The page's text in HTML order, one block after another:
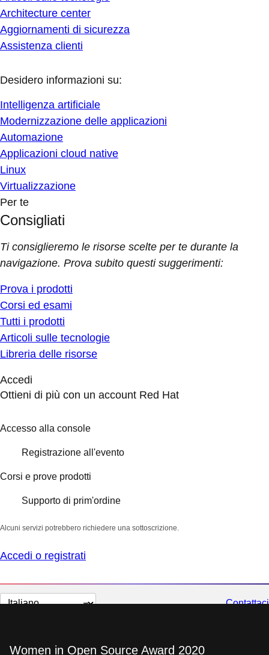
Architecture center
Aggiornamenti di sicurezza
Assistenza clienti
Desidero informazioni su:
Intelligenza artificiale
Modernizzazione delle applicazioni
Automazione
Applicazioni cloud native
Linux
Virtualizzazione
Per te
Consigliati
Ti consiglieremo le risorse scelte per te durante la
navigazione. Prova subito questi suggerimenti:
Prova i prodotti
Corsi ed esami
Tutti i prodotti
Articoli sulle tecnologie
Libreria delle risorse
Accedi
Ottieni di più con un account Red Hat
Accesso alla console
Registrazione all'evento
Corsi e prove prodotti
Supporto di prim'ordine
Alcuni servizi potrebbero richiedere una sottoscrizione.
Accedi o registrati
Cambia
Contattaci
Women in Open Source Award 2020